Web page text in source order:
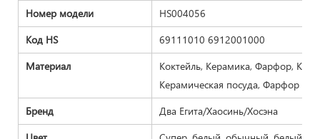
Номер модели
HS004056
Код HS
69111010 6912001000
Материал
Коктейль, Керамика, Фарфор,
Керамическая посуда, Фарфор
Бренд
Два Егита/Хаосинь/Хосэна